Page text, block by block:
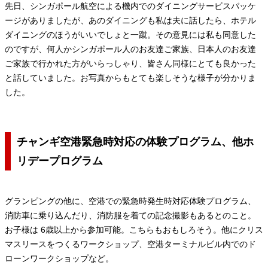
先日、シンガポール航空による機内でのダイニングサービスパッケ
ージがありましたが、あのダイニングも私は夫に話したら、ホテル
ダイニングのほうがいいでしょと一蹴。その意見には私も同意した
のですが、何人かシンガポール人のお友達ご家族、日本人のお友達
ご家族で行かれた方がいらっしゃり、皆さん同様にとても良かった
と話していました。お写真からもとても楽しそうな様子が分かりま
した。
チャンギ空港緊急時対応の体験プログラム、他ホ
リデープログラム
グランピングの他に、空港での緊急時発生時対応体験プログラム、
消防車に乗り込んだり、消防服を着ての記念撮影もあるとのこと。
お子様は 6歳以上から参加可能。こちらもおもしろそう。他にクリス
マスリースをつくるワークショップ、空港ターミナルビル内でのド
ローンワークショップなど。